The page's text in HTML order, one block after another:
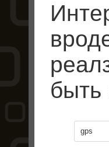
gps